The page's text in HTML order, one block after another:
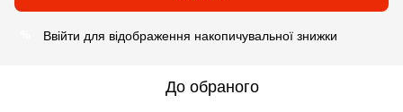
Ввійти для відображення накопичувальної знижки
До обраного